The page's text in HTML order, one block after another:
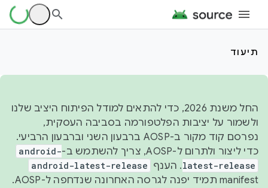
תיעוד
החל משנת 2026, כדי להתאים למודל הפיתוח היציב שלנו
ולשמור על יציבות הפלטפורמה בסביבה העסקית,
נפרסם קוד מקור ב-AOSP ברבעון השני וברבעון הרביעי.
כדי ליצור ולתרום ל-AOSP, צריך להשתמש ב-
android-
latest-release. הענף android-latest-release
manifest תמיד יפנה לגרסה האחרונה שנדחפה ל-AOSP.